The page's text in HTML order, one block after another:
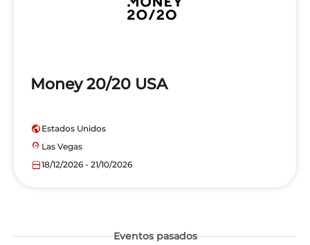
Money 20/20 USA
public Estados Unidos
location_on Las Vegas
calendar_today18/12/2026 - 21/10/2026
Eventos pasados